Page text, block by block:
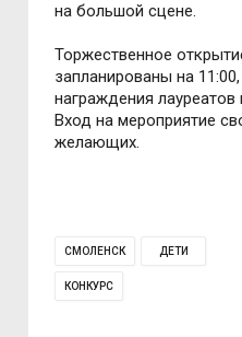
на большой сцене.
Торжественное
запланированы на
награждения лауреатов
Вход на мероприятие
желающих.
СМОЛЕНСК ДЕТИ
КОНКУРС